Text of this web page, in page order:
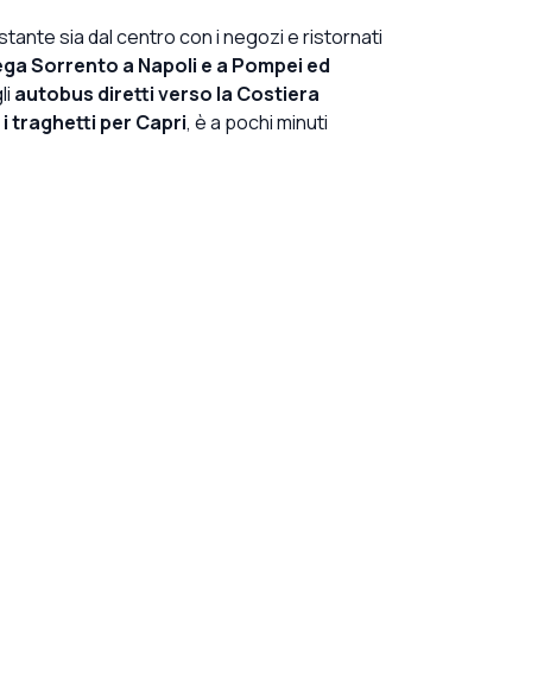
sia dal centro con i negozi e ristornati
Sorrento a Napoli e a Pompei ed
autobus diretti verso la Costiera
traghetti per Capri, è a pochi minuti